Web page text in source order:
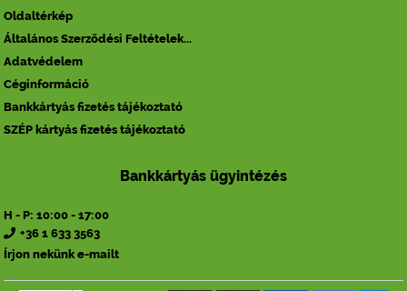
Oldaltérkép
Általános Szerződési Feltételek...
Adatvédelem
Céginformáció
Bankkártyás fizetés tájékoztató
SZÉP kártyás fizetés tájékoztató
Bankkártyás ügyintézés
H - P: 10:00 - 17:00
+36 1 633 3563
Írjon nekünk e-mailt